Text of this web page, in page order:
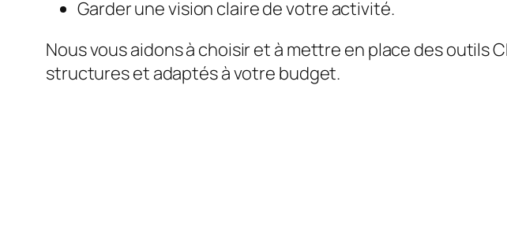
Garder une vision claire de votre activité.
Nous vous aidons à choisir et à mettre en place des outils
structures et adaptés à votre budget.